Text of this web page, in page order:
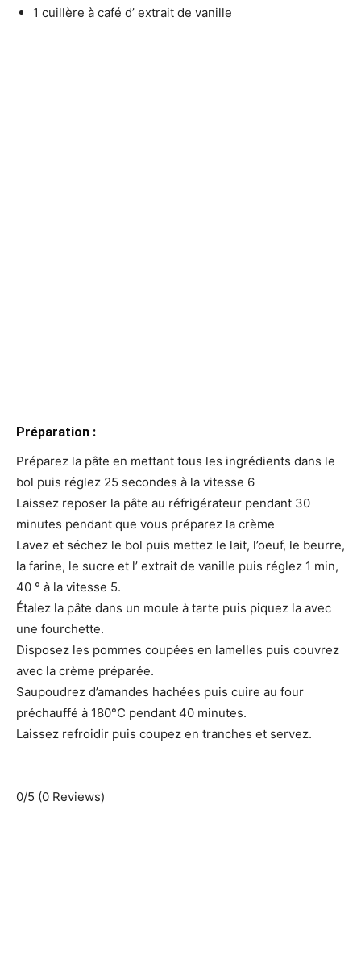
1 cuillère à café d’ extrait de vanille
Préparation :
Préparez la pâte en mettant tous les ingrédients dans le
bol puis réglez 25 secondes à la vitesse 6
Laissez reposer la pâte au réfrigérateur pendant 30
minutes pendant que vous préparez la crème
Lavez et séchez le bol puis mettez le lait, l’oeuf, le beurre,
la farine, le sucre et l’ extrait de vanille puis réglez 1 min,
40 ° à la vitesse 5.
Étalez la pâte dans un moule à tarte puis piquez la avec
une fourchette.
Disposez les pommes coupées en lamelles puis couvrez
avec la crème préparée.
Saupoudrez d’amandes hachées puis cuire au four
préchauffé à 180°C pendant 40 minutes.
Laissez refroidir puis coupez en tranches et servez.
0/5 (0 Reviews)